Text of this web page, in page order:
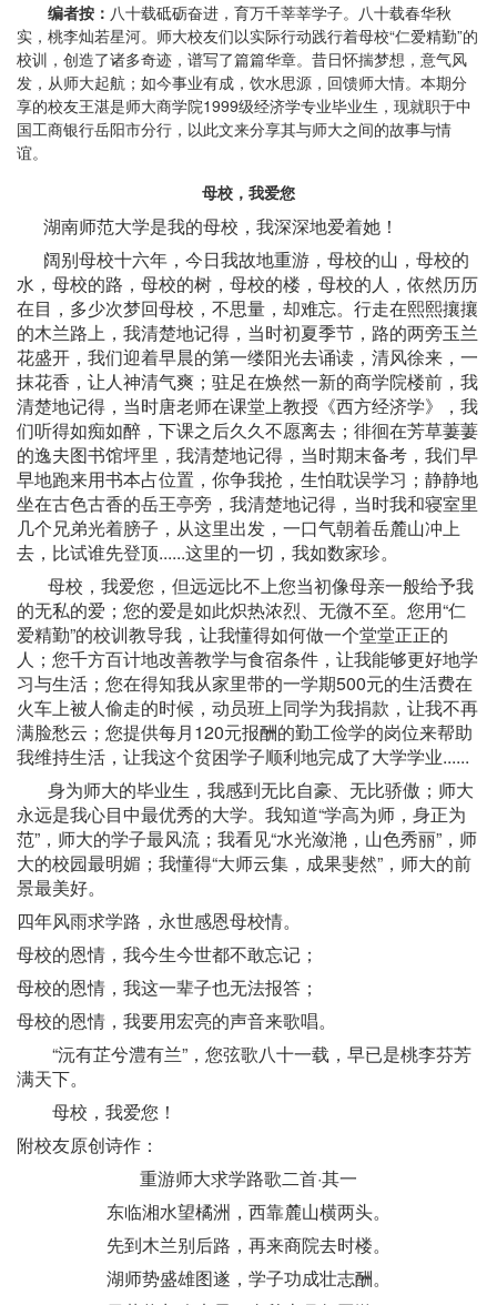
编者按： 八十载砥砺奋进，育万千莘莘学子。八十载春华秋
实，桃李灿若星河。师大校友们以实际行动践行着母校“仁爱精勤”的
校训，创造了诸多奇迹，谱写了篇篇华章。昔日怀揣梦想，意气风
发，从师大起航；如今事业有成，饮水思源，回馈师大情。本期分
享的校友王湛是师大商学院1999级经济学专业毕业生，现就职于中
国工商银行岳阳市分行，以此文来分享其与师大之间的故事与情
谊。
母校，我爱您
湖南师范大学是我的母校，我深深地爱着她！
阔别母校十六年，今日我故地重游，母校的山，母校的
水，母校的路，母校的树，母校的楼，母校的人，依然历历
在目，多少次梦回母校，不思量，却难忘。行走在熙熙攘攘
的木兰路上，我清楚地记得，当时初夏季节，路的两旁玉兰
花盛开，我们迎着早晨的第一缕阳光去诵读，清风徐来，一
抹花香，让人神清气爽；驻足在焕然一新的商学院楼前，我
清楚地记得，当时唐老师在课堂上教授《西方经济学》，我
们听得如痴如醉，下课之后久久不愿离去；徘徊在芳草萋萋
的逸夫图书馆坪里，我清楚地记得，当时期末备考，我们早
早地跑来用书本占位置，你争我抢，生怕耽误学习；静静地
坐在古色古香的岳王亭旁，我清楚地记得，当时我和寝室里
几个兄弟光着膀子，从这里出发，一口气朝着岳麓山冲上
去，比试谁先登顶......这里的一切，我如数家珍。
母校，我爱您，但远远比不上您当初像母亲一般给予我
的无私的爱；您的爱是如此炽热浓烈、无微不至。您用“仁
爱精勤”的校训教导我，让我懂得如何做一个堂堂正正的
人；您千方百计地改善教学与食宿条件，让我能够更好地学
习与生活；您在得知我从家里带的一学期500元的生活费在
火车上被人偷走的时候，动员班上同学为我捐款，让我不再
满脸愁云；您提供每月120元报酬的勤工俭学的岗位来帮助
我维持生活，让我这个贫困学子顺利地完成了大学学业......
身为师大的毕业生，我感到无比自豪、无比骄傲；师大
永远是我心目中最优秀的大学。我知道“学高为师，身正为
范”，师大的学子最风流；我看见“水光潋滟，山色秀丽”，师
大的校园最明媚；我懂得“大师云集，成果斐然”，师大的前
景最美好。
四年风雨求学路，永世感恩母校情。
母校的恩情，我今生今世都不敢忘记；
母校的恩情，我这一辈子也无法报答；
母校的恩情，我要用宏亮的声音来歌唱。
“沅有芷兮澧有兰”，您弦歌八十一载，早已是桃李芬芳
满天下。
母校，我爱您！
附校友原创诗作：
重游师大求学路歌二首·其一
东临湘水望橘洲，西靠麓山横两头。
先到木兰别后路，再来商院去时楼。
湖师势盛雄图遂，学子功成壮志酬。